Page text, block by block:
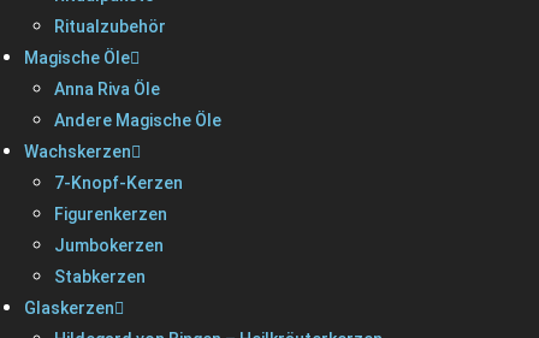
Ritualzubehör
Magische Öle
Anna Riva Öle
Andere Magische Öle
Wachskerzen
7-Knopf-Kerzen
Figurenkerzen
Jumbokerzen
Stabkerzen
Glaskerzen